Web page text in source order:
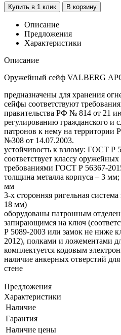
Купить в 1 клик В корзину
Описание
Предложения
Характеристики
Описание
Оружейный сейф VALBERG
предназначены для хранения
сейфы соответствуют
правительства РФ № 814 от 21
регулированию гражданского и
патронов к нему на
№308 от 14.07.2003.
устойчивость к взлому: ГОСТ Р
соответствует классу
требованиями ГОСТ Р 56367-
толщина металла корпуса – 3
мм
3-х сторонняя ригельная
18 мм)
оборудованы патронным
запирающимся на ключ
Р 5089-2003 или замок не ниже
2012), полками и ложементами
комплектуется кодовым
наличие анкерных отверстий
стене
Предложения
Характеристики
Наличие
Гарантия
Наличие цены